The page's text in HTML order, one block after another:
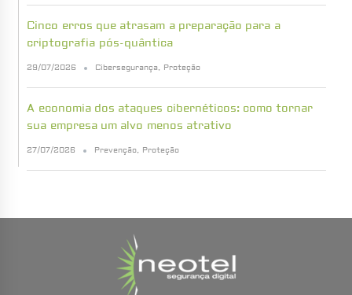
Cinco erros que atrasam a preparação para a
criptografia pós-quântica
29/07/2026 Cibersegurança, Proteção
A economia dos ataques cibernéticos: como tornar
sua empresa um alvo menos atrativo
27/07/2026 Prevenção, Proteção